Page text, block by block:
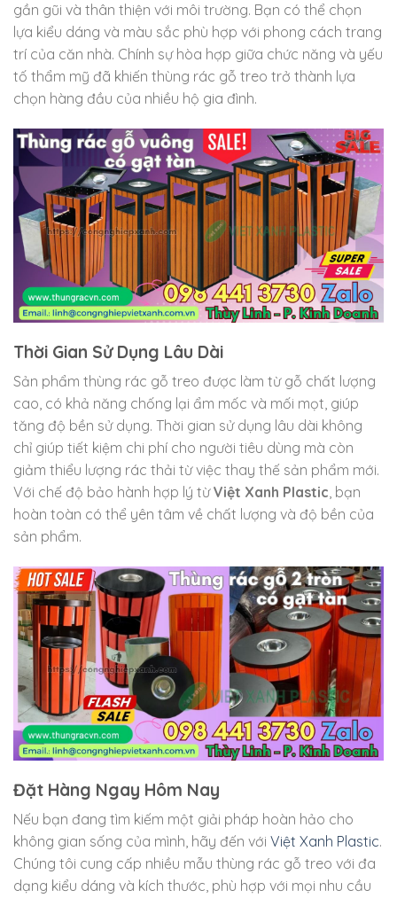
gần gũi và thân thiện với môi trường. Bạn có thể chọn
lựa kiểu dáng và màu sắc phù hợp với phong cách trang
trí của căn nhà. Chính sự hòa hợp giữa chức năng và yếu
tố thẩm mỹ đã khiến thùng rác gỗ treo trở thành lựa
chọn hàng đầu của nhiều hộ gia đình.
Thời Gian Sử Dụng Lâu Dài
Sản phẩm thùng rác gỗ treo được làm từ gỗ chất lượng
cao, có khả năng chống lại ẩm mốc và mối mọt, giúp
tăng độ bền sử dụng. Thời gian sử dụng lâu dài không
chỉ giúp tiết kiệm chi phí cho người tiêu dùng mà còn
giảm thiểu lượng rác thải từ việc thay thế sản phẩm mới.
Với chế độ bảo hành hợp lý từViệt Xanh Plastic, bạn
hoàn toàn có thể yên tâm về chất lượng và độ bền của
sản phẩm.
Đặt Hàng Ngay Hôm Nay
Nếu bạn đang tìm kiếm một giải pháp hoàn hảo cho
không gian sống của mình, hãy đến với Việt Xanh Plastic.
Chúng tôi cung cấp nhiều mẫu thùng rác gỗ treo với đa
dạng kiểu dáng và kích thước, phù hợp với mọi nhu cầu